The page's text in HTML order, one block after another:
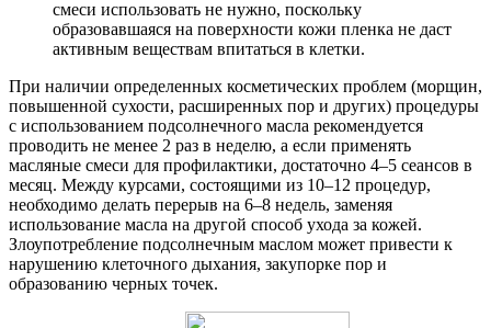
смеси использовать не нужно, поскольку
образовавшаяся на поверхности кожи пленка не даст
активным веществам впитаться в клетки.
При наличии определенных косметических проблем (морщин,
повышенной сухости, расширенных пор и других) процедуры
с использованием подсолнечного масла рекомендуется
проводить не менее 2 раз в неделю, а если применять
масляные смеси для профилактики, достаточно 4–5 сеансов в
месяц. Между курсами, состоящими из 10–12 процедур,
необходимо делать перерыв на 6–8 недель, заменяя
использование масла на другой способ ухода за кожей.
Злоупотребление подсолнечным маслом может привести к
нарушению клеточного дыхания, закупорке пор и
образованию черных точек.